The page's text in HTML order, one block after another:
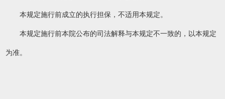
本规定施行前成立的执行担保，不适用本规定。
本规定施行前本院公布的司法解释与本规定不一致的，以本规定
为准。